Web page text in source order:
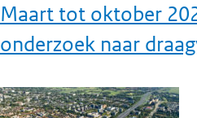
Maart tot oktober
onderzoek naar